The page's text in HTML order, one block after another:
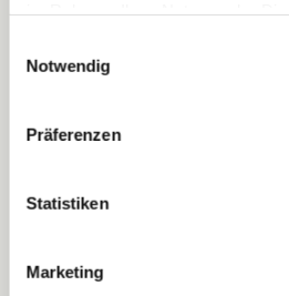
mehr darüber, wer wir sind, wie
können und wie wir
Notwendig
Präferenzen
Statistiken
Marketing